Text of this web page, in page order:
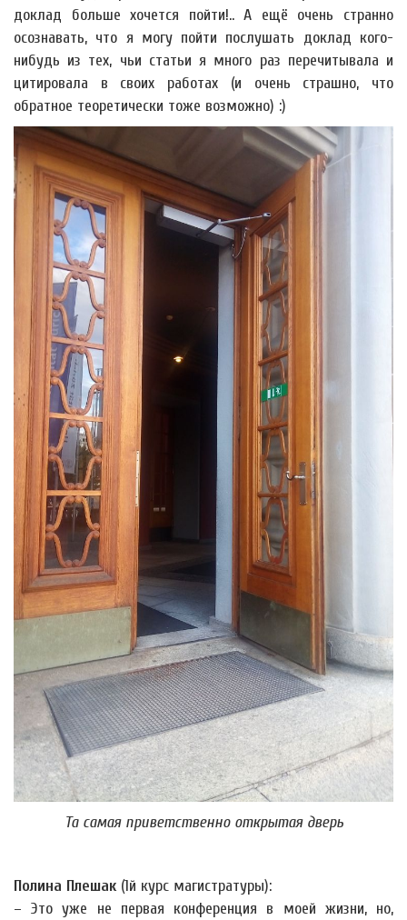
доклад больше хочется пойти!.. А ещё очень странно
осознавать, что я могу пойти послушать доклад кого-
нибудь из тех, чьи статьи я много раз перечитывала и
цитировала в своих работах (и очень страшно, что
обратное теоретически тоже возможно) :)
Та самая приветственно открытая дверь
Полина Плешак (1й курс магистратуры):
– Это уже не первая конференция в моей жизни, но,